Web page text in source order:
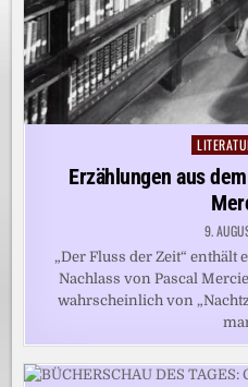
Posted
Erzählungen aus
9.
„Der Fluss der Zeit“ enthält
Nachlass von Pascal
wahrscheinlich von